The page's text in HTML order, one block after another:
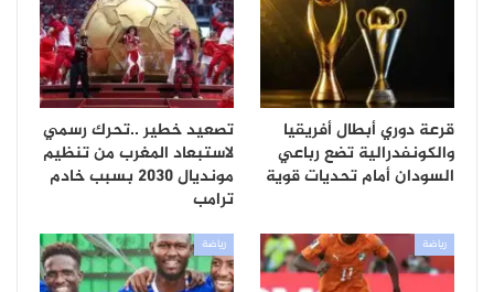
قرعة دوري أبطال أفريقيا
والكونفدرالية تضع رباعي
السودان أمام تحديات قوية
تصعيد خطير ..تحرك رسمي
لاستبعاد المغرب من تنظيم
مونديال 2030 بسبب خادم
ترامب
رياضة رياضة